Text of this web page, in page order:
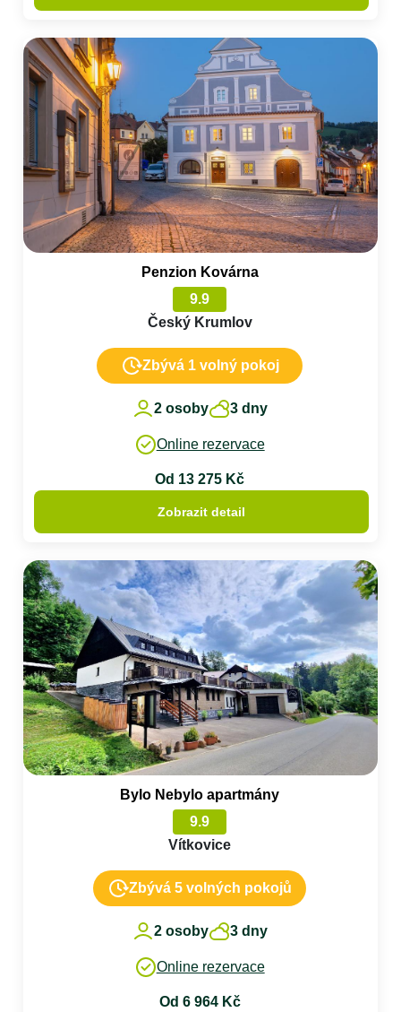
Penzion Kovárna
9.9
Český Krumlov
Zbývá 1 volný pokoj
2 osoby 3 dny
Online rezervace
Od 13 275 Kč
Zobrazit detail
Bylo Nebylo apartmány
9.9
Vítkovice
Zbývá 5 volných pokojů
2 osoby 3 dny
Online rezervace
Od 6 964 Kč